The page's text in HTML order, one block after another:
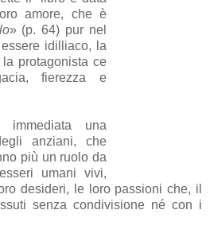
amore, che è
» (p. 64) pur nel
idilliaco, la
protagonista ce
fierezza e
una
anziani, che
più un ruolo da
umani vivi,
desideri, le loro passioni che, il
senza condivisione né con i